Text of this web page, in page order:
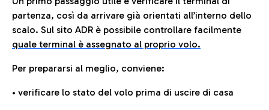
partenza, così da arrivare già orientati all’interno dello
scalo. Sul sito ADR è possibile controllare facilmente
quale terminal è assegnato al proprio volo.
Per prepararsi al meglio, conviene:
• verificare lo stato del volo prima di uscire di casa